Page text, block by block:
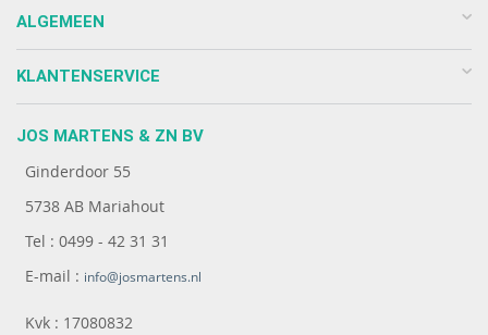
ALGEMEEN
KLANTENSERVICE
JOS MARTENS & ZN BV
Ginderdoor 55
5738 AB Mariahout
Tel : 0499 - 42 31 31
E-mail : info@josmartens.nl
Kvk : 17080832